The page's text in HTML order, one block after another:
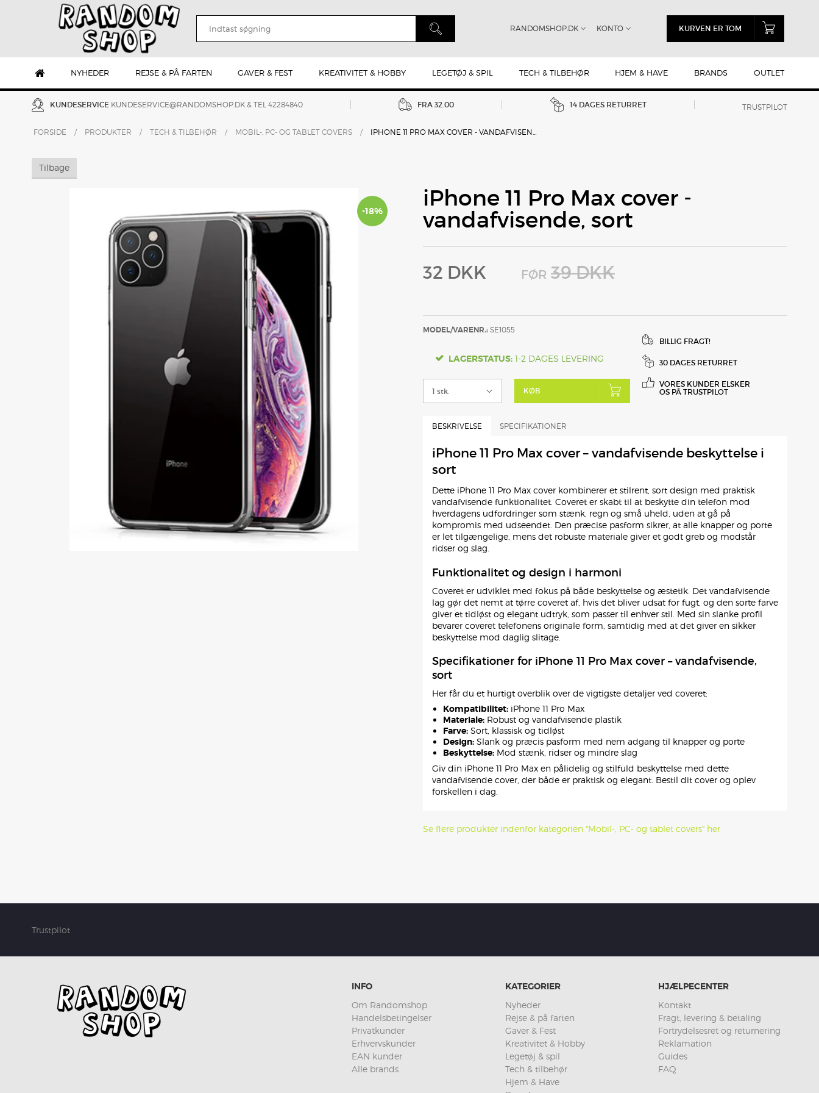
KURVEN ER TOM
NYHEDER REJSE & PÅ FARTEN GAVER & FEST KREATIVITET & HOBBY LEGETØJ & SPIL TECH & TILBEHØR HJEM & HAVE BRANDS OUTLET
RANDOMSHOP.DK KONTO
KUNDESERVICE KUNDESERVICE@RANDOMSHOP.DK & TEL 42284840 FRA 32.00 14 DAGES RETURRET TRUSTPILOT
FORSIDE / PRODUKTER / TECH & TILBEHØR / MOBIL-, PC- OG TABLET COVERS / IPHONE 11 PRO MAX COVER - VANDAFVISENDE, SORT
Tilbage
-18%
iPhone 11 Pro Max cover -
vandafvisende, sort
32 DKK FØR 39 DKK
MODEL/VARENR.: SE1055
LAGERSTATUS: 1-2 DAGES LEVERING
KØB
BILLIG FRAGT!
30 DAGES RETURRET
VORES KUNDER ELSKER
OS PÅ TRUSTPILOT
BESKRIVELSE SPECIFIKATIONER
iPhone 11 Pro Max cover – vandafvisende beskyttelse i
sort
Dette iPhone 11 Pro Max cover kombinerer et stilrent, sort design med praktisk
vandafvisende funktionalitet. Coveret er skabt til at beskytte din telefon mod
hverdagens udfordringer som stænk, regn og små uheld, uden at gå på
kompromis med udseendet. Den præcise pasform sikrer, at alle knapper og porte
er let tilgængelige, mens det robuste materiale giver et godt greb og modstår
ridser og slag.
Funktionalitet og design i harmoni
Coveret er udviklet med fokus på både beskyttelse og æstetik. Det vandafvisende
lag gør det nemt at tørre coveret af, hvis det bliver udsat for fugt, og den sorte farve
giver et tidløst og elegant udtryk, som passer til enhver stil. Med sin slanke profil
bevarer coveret telefonens originale form, samtidig med at det giver en sikker
beskyttelse mod daglig slitage.
Specifikationer for iPhone 11 Pro Max cover – vandafvisende,
sort
Her får du et hurtigt overblik over de vigtigste detaljer ved coveret:
Kompatibilitet:iPhone 11 Pro Max
Materiale:Robust og vandafvisende plastik
Farve:Sort, klassisk og tidløst
Design:Slank og præcis pasform med nem adgang til knapper og porte
Beskyttelse:Mod stænk, ridser og mindre slag
Giv din iPhone 11 Pro Max en pålidelig og stilfuld beskyttelse med dette
vandafvisende cover, der både er praktisk og elegant. Bestil dit cover og oplev
forskellen i dag.
Se flere produkter indenfor kategorien "Mobil-, PC- og tablet covers" her
Trustpilot
INFO
Om Randomshop
Handelsbetingelser
Privatkunder
Erhvervskunder
EAN kunder
Alle brands
KATEGORIER
Nyheder
Rejse & på farten
Gaver & Fest
Kreativitet & Hobby
Legetøj & spil
Tech & tilbehør
Hjem & Have
HJÆLPECENTER
Kontakt
Fragt, levering & betaling
Fortrydelsesret og returnering
Reklamation
Guides
FAQ